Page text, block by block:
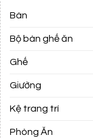
Bàn
Bộ bàn ghế ăn
Ghế
Giường
Kệ trang trí
Phòng Ăn